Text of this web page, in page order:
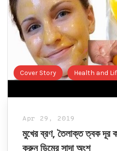
Cover Story Health and
Apr 29, 2019
মুখের ব্রণ, তৈলাক্ত ত্বক দূর
করুন ডিমের সাদা অংশ